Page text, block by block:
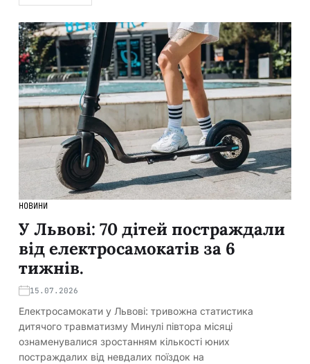
НОВИНИ
У Львові: 70 дітей постраждали
від електросамокатів за 6
тижнів.
15.07.2026
Електросамокати у Львові: тривожна статистика
дитячого травматизму Минулі півтора місяці
ознаменувалися зростанням кількості юних
постраждалих від невдалих поїздок на